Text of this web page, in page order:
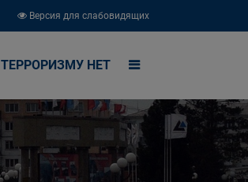
Версия для слабовидящих
ТЕРРОРИЗМУ НЕТ